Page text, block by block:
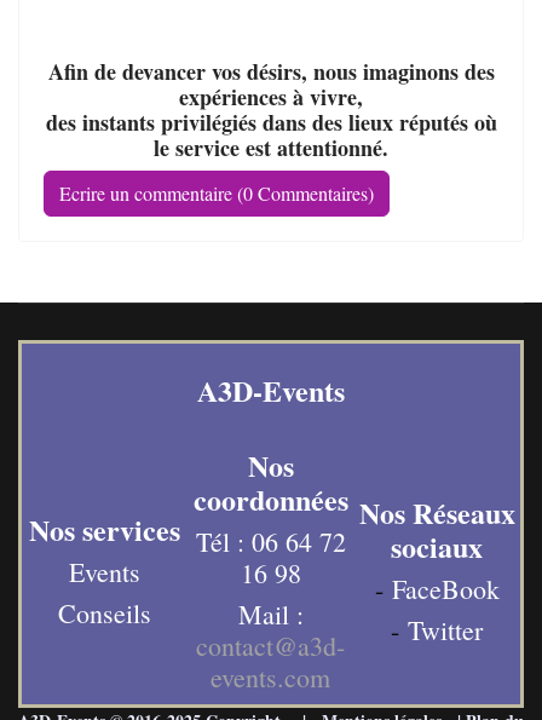
Afin de devancer vos désirs, nous imaginons des
expériences à vivre,
des instants privilégiés dans des lieux réputés où
le service est attentionné.
Ecrire un commentaire (0 Commentaires)
A3D-Events
Nos services
Events
Conseils
Nos
coordonnées
Tél : 06 64 72
16 98
Mail :
contact@a3d-
events.com
Nos Réseaux
sociaux
- FaceBook
- Twitter